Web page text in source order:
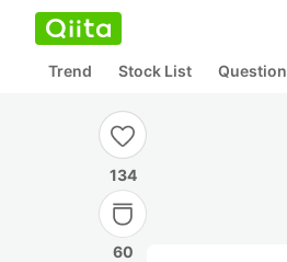
Trend Stock List Question
134
60